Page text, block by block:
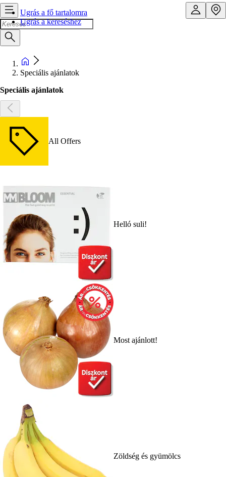
Ugrás a fő tartalomra
Ugrás a kereséshez
Speciális ajánlatok
Speciális ajánlatok
All Offers
Helló suli!
Most ajánlott!
Zöldség és gyümölcs